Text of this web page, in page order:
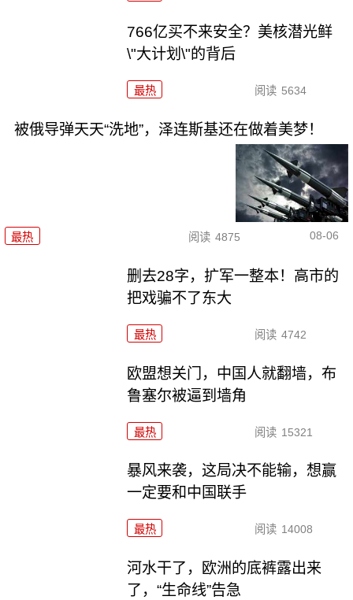
766亿买不来安全？美核潜光鲜
\"大计划\"的背后
最热 阅读 5634
被俄导弹天天“洗地”，泽连斯基还在做着美梦！
最热 阅读 4875 08-06
删去28字，扩军一整本！高市的
把戏骗不了东大
最热 阅读 4742
欧盟想关门，中国人就翻墙，布
鲁塞尔被逼到墙角
最热 阅读 15321
暴风来袭，这局决不能输，想赢
一定要和中国联手
最热 阅读 14008
河水干了，欧洲的底裤露出来
了，“生命线”告急